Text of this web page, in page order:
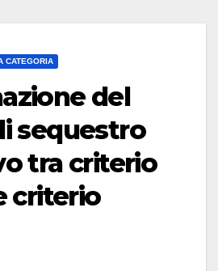
CATEGORIA
del
sequestro
tra criterio
criterio